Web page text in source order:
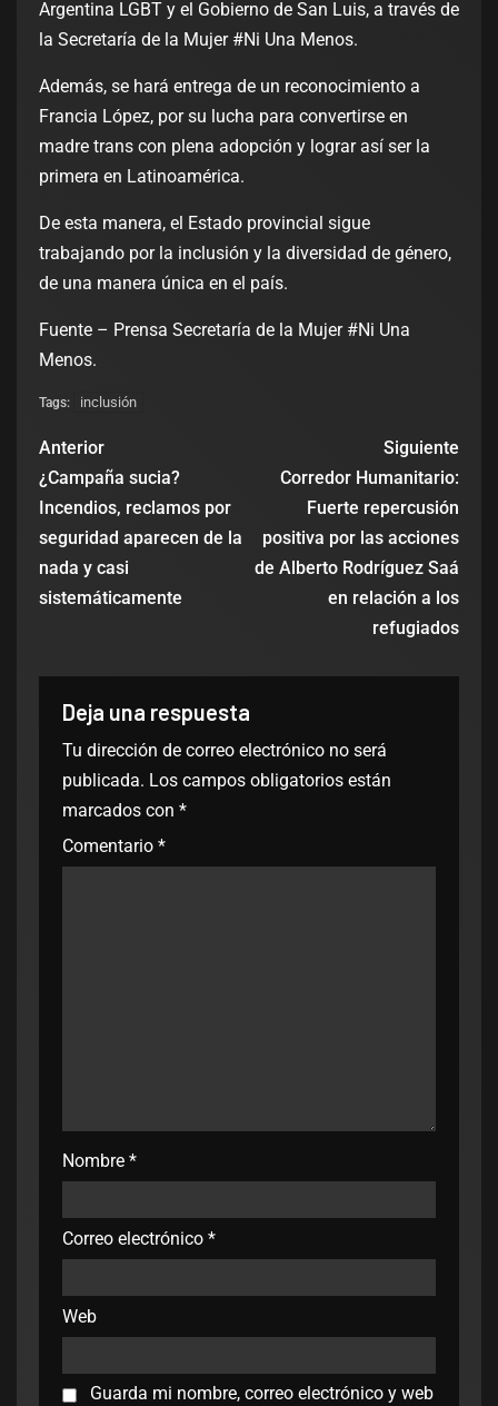
Argentina LGBT y el Gobierno de San Luis, a través de
la Secretaría de la Mujer #Ni Una Menos.
Además, se hará entrega de un reconocimiento a
Francia López, por su lucha para convertirse en
madre trans con plena adopción y lograr así ser la
primera en Latinoamérica.
De esta manera, el Estado provincial sigue
trabajando por la inclusión y la diversidad de género,
de una manera única en el país.
Fuente – Prensa Secretaría de la Mujer #Ni Una
Menos.
Tags: inclusión
Anterior
¿Campaña sucia?
Incendios, reclamos por
seguridad aparecen de la
nada y casi
sistemáticamente
Siguiente
Corredor Humanitario:
Fuerte repercusión
positiva por las acciones
de Alberto Rodríguez Saá
en relación a los
refugiados
Deja una respuesta
Tu dirección de correo electrónico no será
publicada. Los campos obligatorios están
marcados con *
Comentario *
Nombre *
Correo electrónico *
Web
Guarda mi nombre, correo electrónico y web